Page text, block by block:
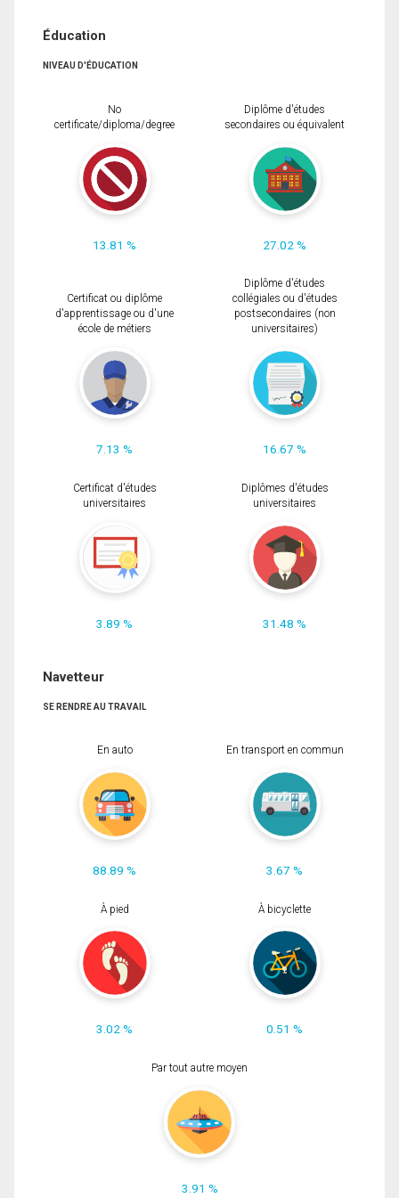
Éducation
NIVEAU D'ÉDUCATION
No
certificate/diploma/degree
13.81 %
Diplôme d'études
secondaires ou équivalent
27.02 %
Certificat ou diplôme
d'apprentissage ou d'une
école de métiers
7.13 %
Diplôme d'études
collégiales ou d'études
postsecondaires (non
universitaires)
16.67 %
Certificat d'études
universitaires
3.89 %
Diplômes d'études
universitaires
31.48 %
Navetteur
SE RENDRE AU TRAVAIL
En auto
88.89 %
En transport en commun
3.67 %
À pied
3.02 %
À bicyclette
0.51 %
Par tout autre moyen
3.91 %